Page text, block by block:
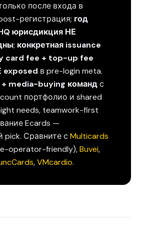
после входа в
регистрация; год
юрисдикция НЕ
; конкретная issuance
card fee + top-up fee
exposed в pre-login meta.
+ media-buying командс
портфолио и shared
needs, teamwork-first
Ecards —
pick. Сравните с Multicards
operator-friendly),Buvei,
,VMcardio.